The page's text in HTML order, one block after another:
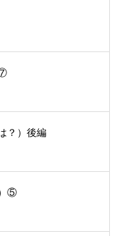
？）後編
⑤